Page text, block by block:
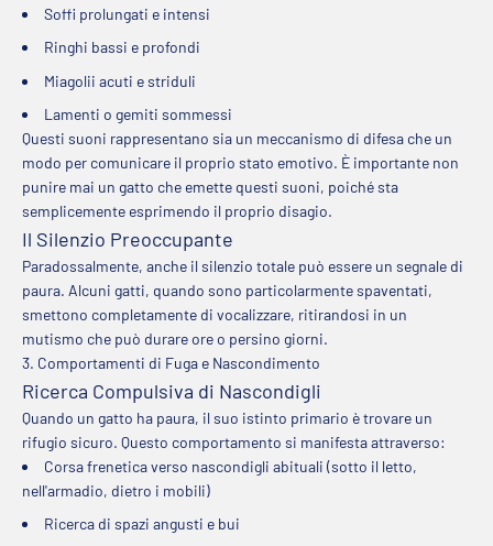
Soffi prolungati e intensi
Ringhi bassi e profondi
Miagolii acuti e striduli
Lamenti o gemiti sommessi
Questi suoni rappresentano sia un meccanismo di difesa che un
modo per comunicare il proprio stato emotivo. È importante non
punire mai un gatto che emette questi suoni, poiché sta
semplicemente esprimendo il proprio disagio.
Il Silenzio Preoccupante
Paradossalmente, anche il silenzio totale può essere un segnale di
paura. Alcuni gatti, quando sono particolarmente spaventati,
smettono completamente di vocalizzare, ritirandosi in un
mutismo che può durare ore o persino giorni.
3. Comportamenti di Fuga e Nascondimento
Ricerca Compulsiva di Nascondigli
Quando un gatto ha paura, il suo istinto primario è trovare un
rifugio sicuro. Questo comportamento si manifesta attraverso:
Corsa frenetica verso nascondigli abituali (sotto il letto,
nell'armadio, dietro i mobili)
Ricerca di spazi angusti e bui